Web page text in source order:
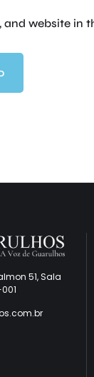
and website in
51, Sala